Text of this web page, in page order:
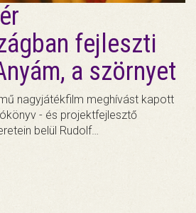
fejleszti
a szörnyet
nagyjátékfilm meghívást kapott
- és projektfejlesztő
belül Rudolf…